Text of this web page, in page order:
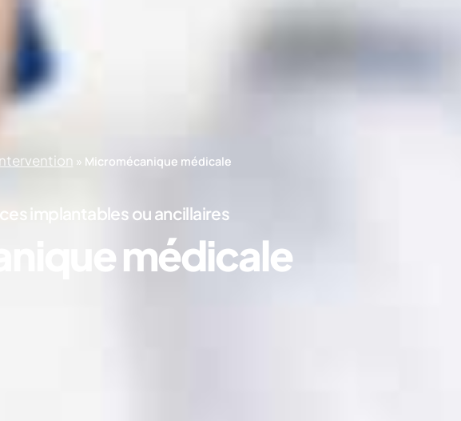
» Micromécanique médicale
implantables ou ancillaires
médicale